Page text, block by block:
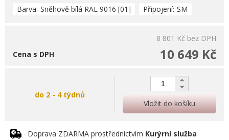
Barva Sněhově bílá RAL 9016 [01] Připojení SM
8 801 Kč bez DPH
10 649 Kč
Cena s DPH
do 2 - 4 týdnů
Vložit do košíku
Doprava ZDARMA prostřednictvím Kurýrní služba